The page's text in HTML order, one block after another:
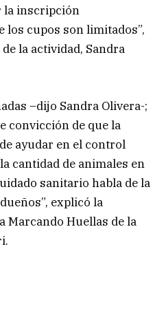
la inscripción
cupos son limitados”,
la actividad, Sandra
–dijo Sandra Olivera-;
convicción de que la
ayudar en el control
cantidad de animales en
sanitario habla de la
explicó la
Marcando Huellas de la